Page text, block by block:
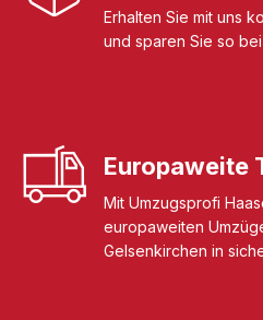
Erhalten Sie mit uns
und sparen Sie so
Europaweite
Mit Umzugsprofi
europaweiten
Gelsenkirchen in